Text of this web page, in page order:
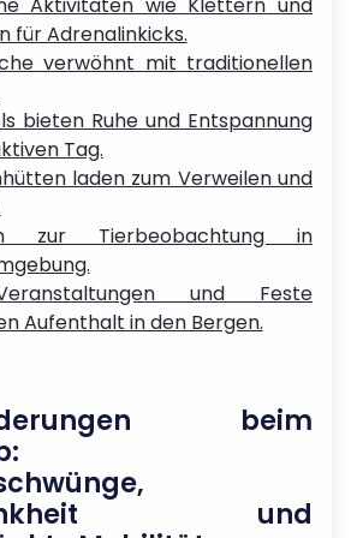
für Adrenalinkicks.
verwöhnt mit traditionellen
bieten Ruhe und Entspannung
Tag.
laden zum Verweilen und
zur Tierbeobachtung in
und Feste
Aufenthalt in den Bergen.
beim
und